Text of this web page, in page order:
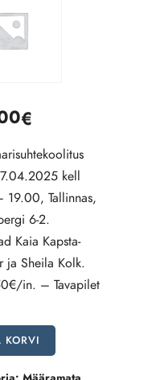
€
kell
Tallinnas,
6-2.
Kaia Kapsta-
ja Sheila Kolk.
in. – Tavapilet
KORVI